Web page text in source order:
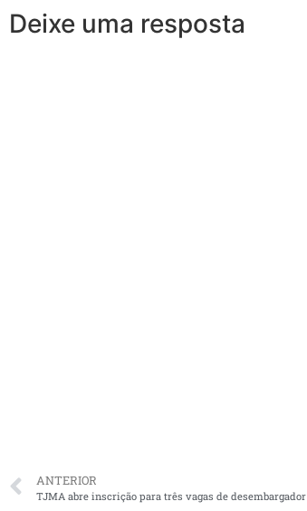
Deixe uma resposta
ANTERIOR
TJMA abre inscrição para três vagas de desembargador